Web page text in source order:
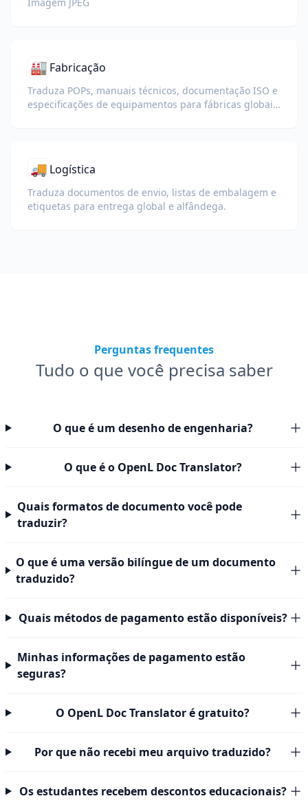
🏭 Fabricação
Traduza POPs, manuais técnicos, documentação ISO e
especificações de equipamentos para fábricas globais
🚚 Logística
Traduza documentos de envio, listas de embalagem e
etiquetas para entrega global e alfândega.
Perguntas frequentes
Tudo o que você precisa saber
O que é um desenho de engenharia?
O que é o OpenL Doc Translator?
Quais formatos de documento você pode
traduzir?
O que é uma versão bilíngue de um documento
traduzido?
Quais métodos de pagamento estão disponíveis?
Minhas informações de pagamento estão
seguras?
O OpenL Doc Translator é gratuito?
Por que não recebi meu arquivo traduzido?
Os estudantes recebem descontos educacionais?